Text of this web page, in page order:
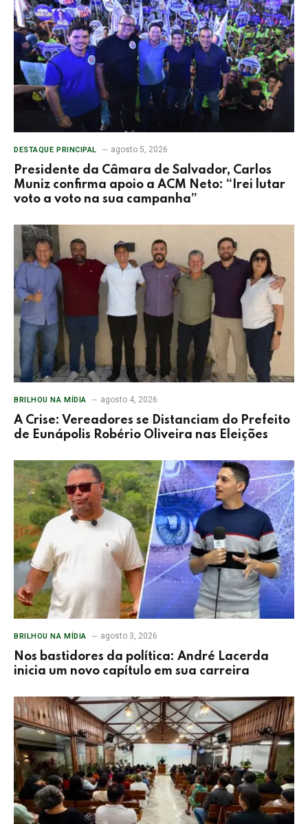
DESTAQUE PRINCIPAL agosto 5, 2026
Presidente da Câmara de Salvador, Carlos
Muniz confirma apoio a ACM Neto: “Irei lutar
voto a voto na sua campanha”
BRILHOU NA MÍDIA agosto 4, 2026
A Crise: Vereadores se Distanciam do Prefeito
de Eunápolis Robério Oliveira nas Eleições
BRILHOU NA MÍDIA agosto 3, 2026
Nos bastidores da política: André Lacerda
inicia um novo capítulo em sua carreira